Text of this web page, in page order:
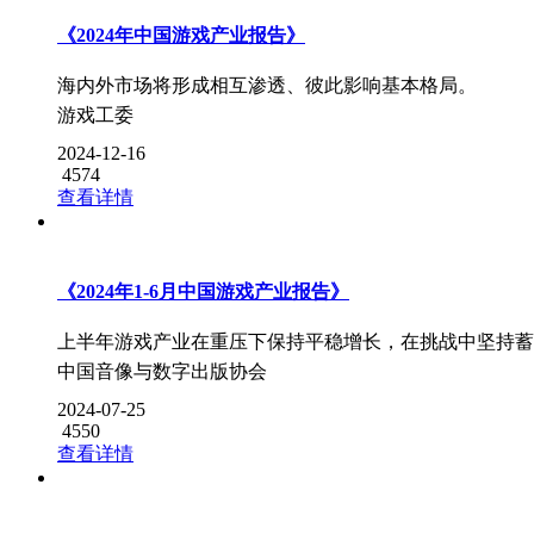
《2024年中国游戏产业报告》
海内外市场将形成相互渗透、彼此影响基本格局。
游戏工委
2024-12-16
4574
查看详情
《2024年1-6月中国游戏产业报告》
上半年游戏产业在重压下保持平稳增长，在挑战中坚持
中国音像与数字出版协会
2024-07-25
4550
查看详情